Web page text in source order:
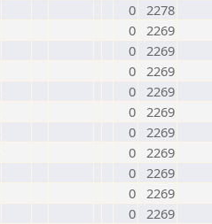
0 2278
0 2269
0 2269
0 2269
0 2269
0 2269
0 2269
0 2269
0 2269
0 2269
0 2269